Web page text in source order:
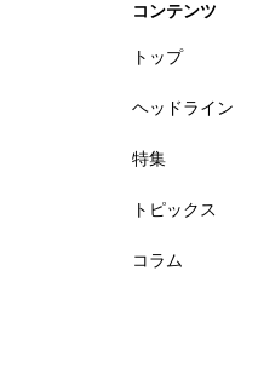
コンテンツ
トップ
ヘッドライン
特集
トピックス
コラム